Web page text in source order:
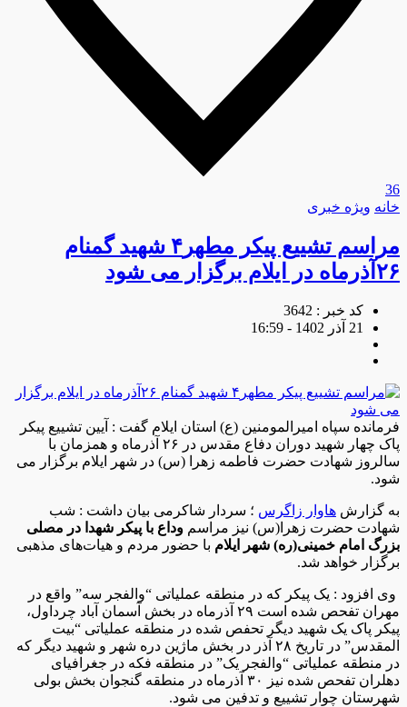
36
خانه ویژه خبری
مراسم تشییع پیکر مطهر۴ شهید گمنام
۲۶آذرماه در ایلام برگزار می شود
کد خبر : 3642
21 آذر 1402 - 16:59
فرمانده سپاه امیرالمومنین (ع) استان ایلام گفت : آیین تشییع پیکر
پاک چهار شهید دوران دفاع مقدس در ۲۶ آذرماه و همزمان با
سالروز شهادت حضرت فاطمه زهرا (س) در شهر ایلام برگزار می
شود.
به گزارش هاوار زاگرس ؛ سردار شاکرمی بیان داشت : شب
شهادت حضرت زهرا(س) نیز مراسم وداع با پیکر شهدا در مصلی
بزرگ امام خمینی(ره) شهر ایلام با حضور مردم و هیات‌های مذهبی
برگزار خواهد شد.
وی افزود : یک پیکر که در منطقه عملیاتی “والفجر سه” واقع در
مهران تفحص شده است ۲۹ آذرماه در بخش آسمان آباد چرداول،
پیکر پاک یک شهید دیگر تحفص شده در منطقه عملیاتی “بیت
المقدس” در تاریخ ۲۸ آذر در بخش ماژین دره شهر و شهید دیگر که
در منطقه عملیاتی “والفجر یک” در منطقه فکه در جغرافیای
دهلران تفحص شده نیز ۳۰ آذرماه در منطقه گنجوان بخش بولی
شهرستان چوار تشییع و تدفین می شود.